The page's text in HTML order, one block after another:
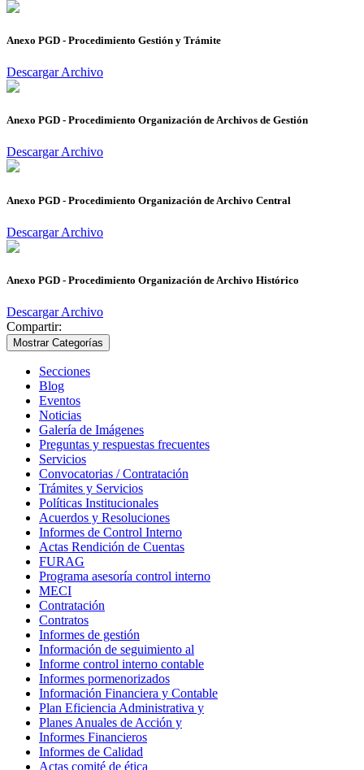
Anexo PGD - Procedimiento Gestión y Trámite
Descargar Archivo
Anexo PGD - Procedimiento Organización de Archivos de Gestión
Descargar Archivo
Anexo PGD - Procedimiento Organización de Archivo Central
Descargar Archivo
Anexo PGD - Procedimiento Organización de Archivo Histórico
Descargar Archivo
Compartir:
Mostrar Categorías
Secciones
Blog
Eventos
Noticias
Galería de Imágenes
Preguntas y respuestas frecuentes
Servicios
Convocatorias / Contratación
Trámites y Servicios
Políticas Institucionales
Acuerdos y Resoluciones
Informes de Control Interno
Actas Rendición de Cuentas
FURAG
Programa asesoría control interno
MECI
Contratación
Contratos
Informes de gestión
Información de seguimiento al
Informe control interno contable
Informes pormenorizados
Información Financiera y Contable
Plan Eficiencia Administrativa y
Planes Anuales de Acción y
Informes Financieros
Informes de Calidad
Actas comité de ética